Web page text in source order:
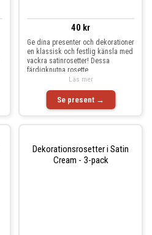
40 kr
Ge dina presenter och dekorationer
en klassisk och festlig känsla med
vackra satinrosetter! Dessa
färdigknutna rosette
Se present →
Läs mer
Dekorationsrosetter i Satin
Cream - 3-pack